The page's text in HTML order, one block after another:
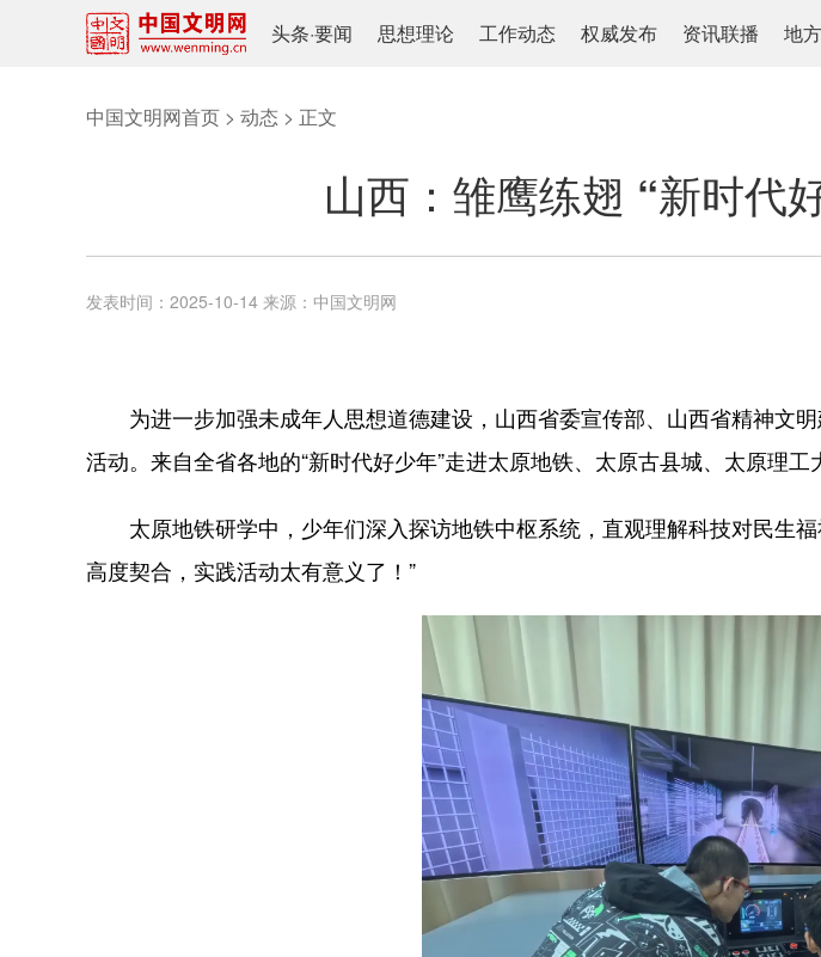
头条·要闻 思想理论 工作动态 权威发布 资讯联播 地
中国文明网首页 > 动态 > 正文
山西：雏鹰练翅 “新时代
发表时间： 2025-10-14 来源： 中国文明网
为进一步加强未成年人思想道德建设，山西省委宣传部、山西省精神文
活动。来自全省各地的“新时代好少年”走进太原地铁、太原古县城、太原理工
太原地铁研学中，少年们深入探访地铁中枢系统，直观理解科技对民生福
高度契合，实践活动太有意义了！”